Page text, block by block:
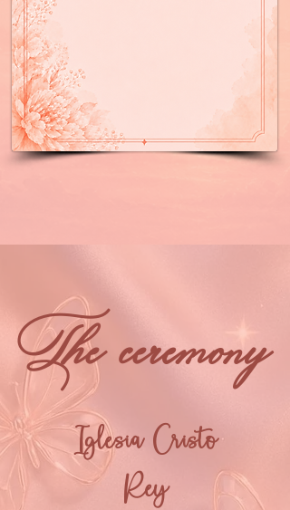
The ceremony
Iglesia Cristo
Rey